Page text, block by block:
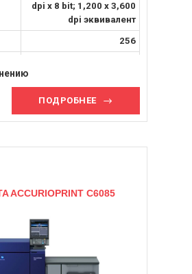
dpi x 8 bit; 1,200 x 3,600
dpi эквивалент
256
ПОДРОБНЕЕ
ACCURIOPRINT C6085